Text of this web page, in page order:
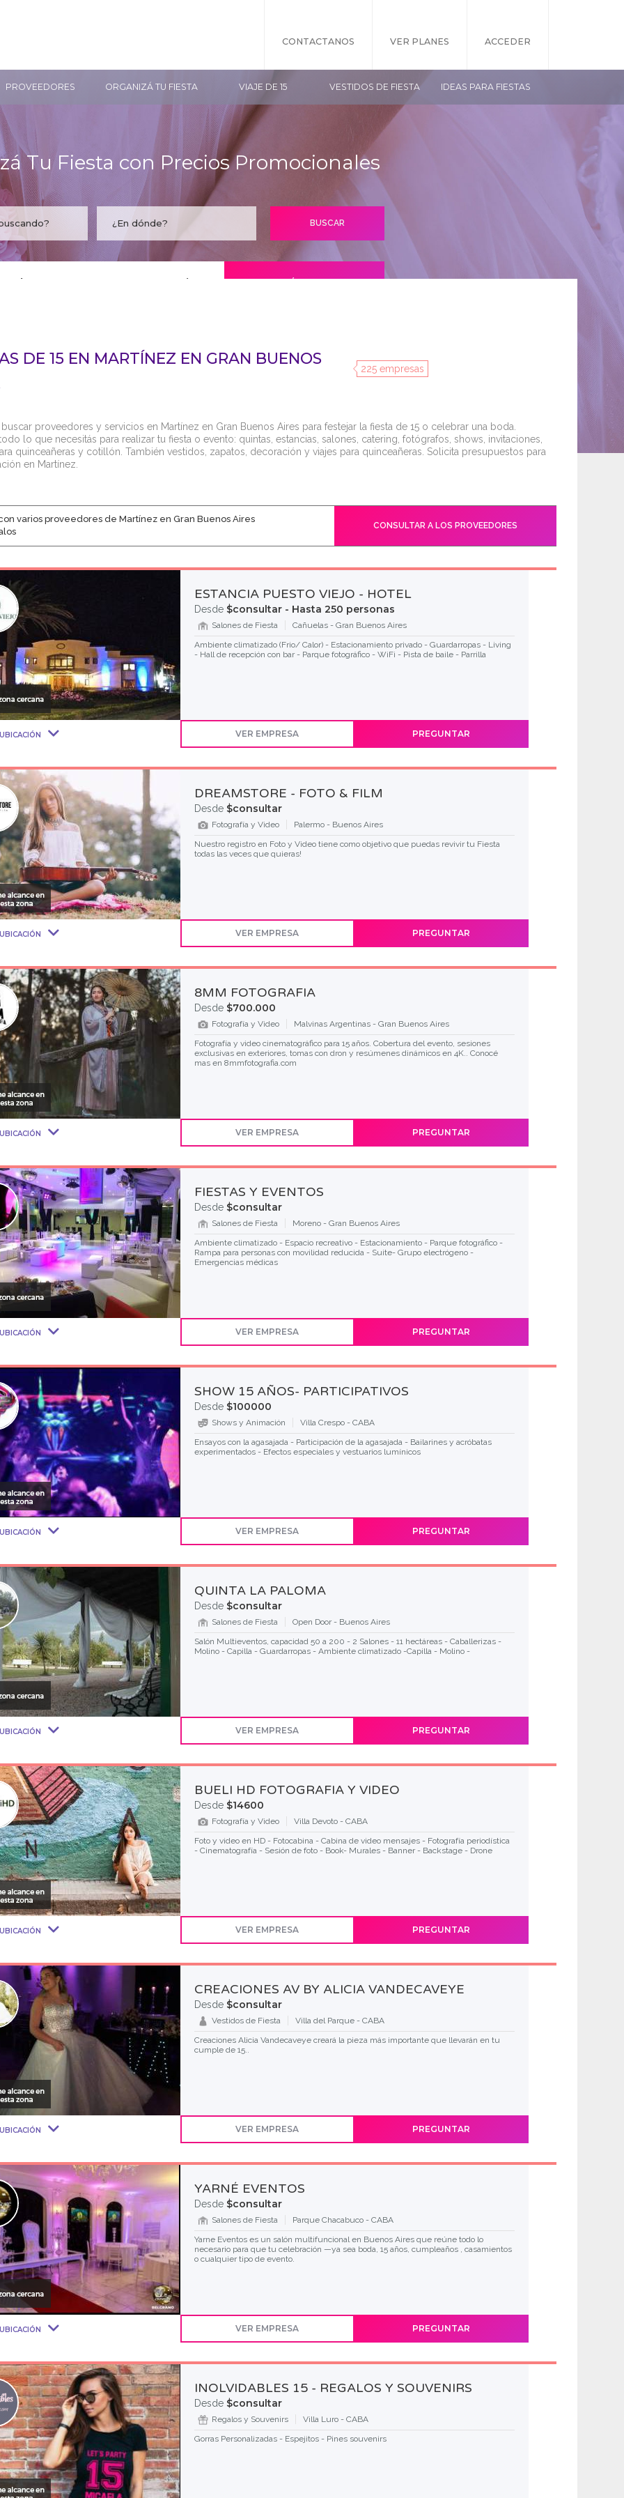
CONTACTANOS VER PLANES ACCEDER
PROVEEDORES ORGANIZÁ TU FIESTA VIAJE DE 15 VESTIDOS DE FIESTA IDEAS PARA FIESTAS
Tu Fiesta con Precios Promocionales
encontrar tu empresa acá?
DE 15 EN MARTÍNEZ EN GRAN BUENOS
225 empresas
proveedores y servicios en Martínez en Gran Buenos Aires para festejar la fiesta de 15 o celebrar una boda.
lo que necesitás para realizar tu fiesta o evento: quintas, estancias, salones, catering, fotógrafos, shows, invitaciones,
quinceañeras y cotillón. También vestidos, zapatos, decoración y viajes para quinceañeras. Solicita presupuestos para
en Martínez.
varios proveedores de Martínez en Gran Buenos Aires
CONSULTAR A LOS PROVEEDORES
ESTANCIA PUESTO VIEJO - HOTEL
Desde $consultar - Hasta 250 personas
Salones de Fiesta
Cañuelas - Gran Buenos Aires
Ambiente climatizado (Frio/ Calor) - Estacionamiento privado - Guardarropas - Living
- Hall de recepción con bar - Parque fotográfico - WiFi - Pista de baile - Parrilla
VER EMPRESA PREGUNTAR
DREAMSTORE - FOTO & FILM
Desde $consultar
Fotografía y Video
Palermo - Buenos Aires
Nuestro registro en Foto y Video tiene como objetivo que puedas revivir tu Fiesta
todas las veces que quieras!
VER EMPRESA PREGUNTAR
8MM FOTOGRAFIA
Desde $700.000
Fotografía y Video
Malvinas Argentinas - Gran Buenos Aires
Fotografía y video cinematográfico para 15 años. Cobertura del evento, sesiones
exclusivas en exteriores, tomas con dron y resúmenes dinámicos en 4K.. Conocé
mas en 8mmfotografia.com
VER EMPRESA PREGUNTAR
FIESTAS Y EVENTOS
Desde $consultar
Salones de Fiesta
Moreno - Gran Buenos Aires
Ambiente climatizado - Espacio recreativo - Estacionamiento - Parque fotográfico -
Rampa para personas con movilidad reducida - Suite- Grupo electrógeno -
Emergencias médicas
VER EMPRESA PREGUNTAR
SHOW 15 AÑOS- PARTICIPATIVOS
Desde $100000
Shows y Animación
Villa Crespo - CABA
Ensayos con la agasajada - Participación de la agasajada - Bailarines y acróbatas
experimentados - Efectos especiales y vestuarios lumínicos
VER EMPRESA PREGUNTAR
QUINTA LA PALOMA
Desde $consultar
Salones de Fiesta
Open Door - Buenos Aires
Salón Multieventos, capacidad 50 a 200 - 2 Salones - 11 hectáreas - Caballerizas -
Molino - Capilla - Guardarropas - Ambiente climatizado -Capilla - Molino -
VER EMPRESA PREGUNTAR
BUELI HD FOTOGRAFIA Y VIDEO
Desde $14600
Fotografía y Video
Villa Devoto - CABA
Foto y video en HD - Fotocabina - Cabina de video mensajes - Fotografía periodística
- Cinematografía - Sesión de foto - Book- Murales - Banner - Backstage - Drone
VER EMPRESA PREGUNTAR
CREACIONES AV BY ALICIA VANDECAVEYE
Desde $consultar
Vestidos de Fiesta
Villa del Parque - CABA
Creaciones Alicia Vandecaveye creará la pieza más importante que llevarán en tu
cumple de 15..
VER EMPRESA PREGUNTAR
YARNÉ EVENTOS
Desde $consultar
Salones de Fiesta
Parque Chacabuco - CABA
Yarne Eventos es un salón multifuncional en Buenos Aires que reúne todo lo
necesario para que tu celebración —ya sea boda, 15 años, cumpleaños , casamientos
o cualquier tipo de evento.
VER EMPRESA PREGUNTAR
INOLVIDABLES 15 - REGALOS Y SOUVENIRS
Desde $consultar
Regalos y Souvenirs
Villa Luro - CABA
Gorras Personalizadas - Espejitos - Pines souvenirs